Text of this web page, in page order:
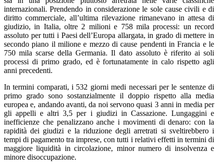
internazionali. Prendendo in considerazione le sole cause civili e di
diritto commerciale, all’ultima rilevazione rimanevano in attesa di
giudizio, in Italia, oltre 2 milioni e 758 mila processi: un record
assoluto per tutti i Paesi dell’Europa allargata, in grado di mettere in
secondo piano il milione e mezzo di cause pendenti in Francia e le
750 mila scarse della Germania. Il dato assoluto è riferito ai soli
processi di primo grado, ed è fortunatamente in calo rispetto agli
anni precedenti.
In termini comparati, i 532 giorni medi necessari per le sentenze di
primo grado sono sostanzialmente il doppio rispetto alla media
europea e, andando avanti, da noi servono quasi 3 anni in media per
gli appelli e altri 3,5 per i giudizi in Cassazione. Lungaggini e
inefficienze che penalizzano anche i movimenti di denaro: con la
rapidità dei giudizi e la riduzione degli arretrati si sveltirebbero i
tempi di pagamento tra imprese, con tutti i relativi effetti in termini di
maggiore liquidità in circolazione, minor numero di insolvenza e
minore disoccupazione.